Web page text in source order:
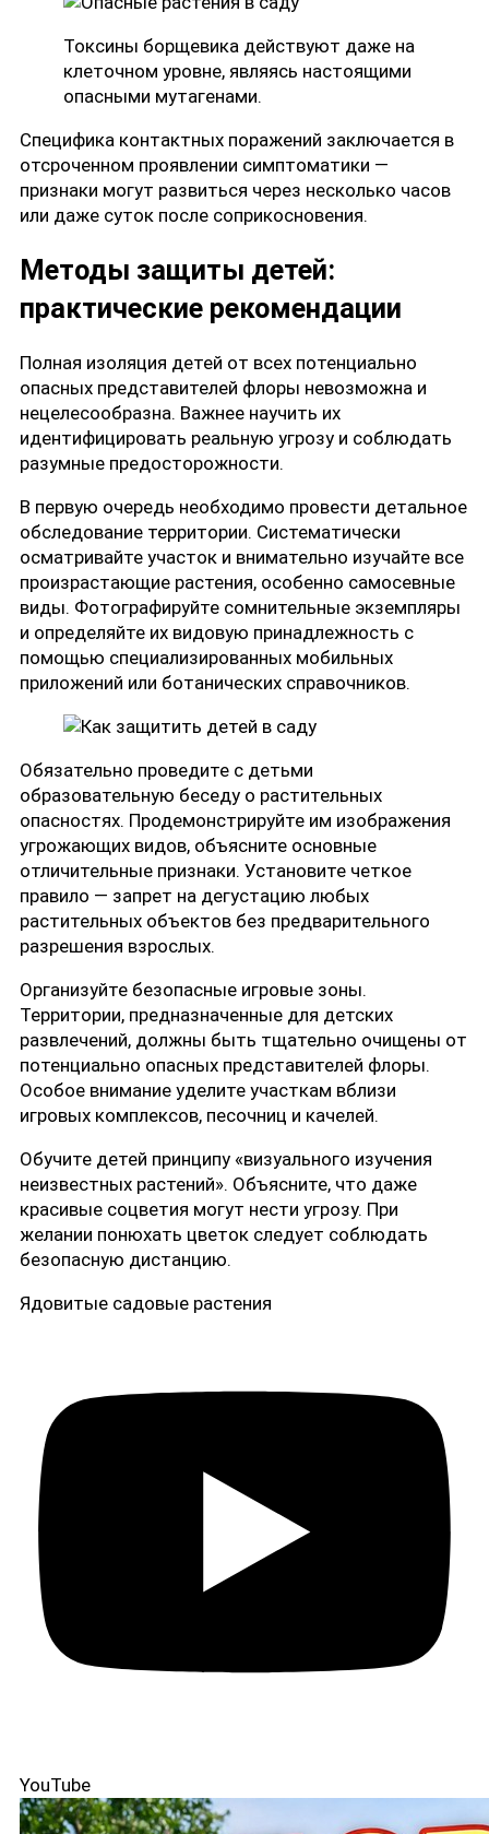
Токсины борщевика действуют даже на
клеточном уровне, являясь настоящими
опасными мутагенами.
Специфика контактных поражений заключается в
отсроченном проявлении симптоматики —
признаки могут развиться через несколько часов
или даже суток после соприкосновения.
Методы защиты детей:
практические рекомендации
Полная изоляция детей от всех потенциально
опасных представителей флоры невозможна и
нецелесообразна. Важнее научить их
идентифицировать реальную угрозу и соблюдать
разумные предосторожности.
В первую очередь необходимо провести детальное
обследование территории. Систематически
осматривайте участок и внимательно изучайте все
произрастающие растения, особенно самосевные
виды. Фотографируйте сомнительные экземпляры
и определяйте их видовую принадлежность с
помощью специализированных мобильных
приложений или ботанических справочников.
Обязательно проведите с детьми
образовательную беседу о растительных
опасностях. Продемонстрируйте им изображения
угрожающих видов, объясните основные
отличительные признаки. Установите четкое
правило — запрет на дегустацию любых
растительных объектов без предварительного
разрешения взрослых.
Организуйте безопасные игровые зоны.
Территории, предназначенные для детских
развлечений, должны быть тщательно очищены от
потенциально опасных представителей флоры.
Особое внимание уделите участкам вблизи
игровых комплексов, песочниц и качелей.
Обучите детей принципу «визуального изучения
неизвестных растений». Объясните, что даже
красивые соцветия могут нести угрозу. При
желании понюхать цветок следует соблюдать
безопасную дистанцию.
Ядовитые садовые растения
YouTube